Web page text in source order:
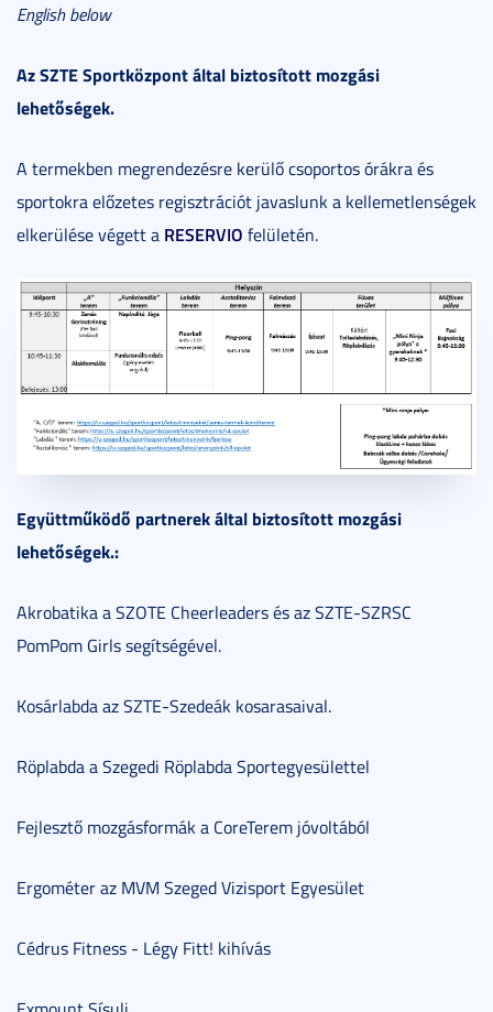
English below
Az SZTE Sportközpont által biztosított mozgási
lehetőségek.
A termekben megrendezésre kerülő csoportos órákra és
sportokra előzetes regisztrációt javaslunk a kellemetlenségek
elkerülése végett a RESERVIO felületén.
Együttműködő partnerek által biztosított mozgási
lehetőségek.:
Akrobatika a SZOTE Cheerleaders és az SZTE-SZRSC
PomPom Girls segítségével.
Kosárlabda az SZTE-Szedeák kosarasaival.
Röplabda a Szegedi Röplabda Sportegyesülettel
Fejlesztő mozgásformák a CoreTerem jóvoltából
Ergométer az MVM Szeged Vizisport Egyesület
Cédrus Fitness - Légy Fitt! kihívás